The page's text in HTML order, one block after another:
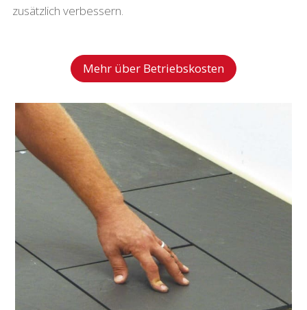
zusätzlich verbessern.
Mehr über Betriebskosten